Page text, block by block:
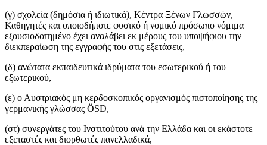
(γ) σχολεία (δημόσια ή ιδιωτικά), Κέντρα Ξένων Γλωσσών,
Καθηγητές και οποιοδήποτε φυσικό ή νομικό πρόσωπο νόμιμα
εξουσιοδοτημένο έχει αναλάβει εκ μέρους του υποψήφιου την
διεκπεραίωση της εγγραφής του στις εξετάσεις,
(δ) ανώτατα εκπαιδευτικά ιδρύματα του εσωτερικού ή του
εξωτερικού,
(ε) ο Αυστριακός μη κερδοσκοπικός οργανισμός πιστοποίησης της
γερμανικής γλώσσας ÖSD,
(στ) συνεργάτες του Ινστιτούτου ανά την Ελλάδα και οι εκάστοτε
εξεταστές και διορθωτές πανελλαδικά,